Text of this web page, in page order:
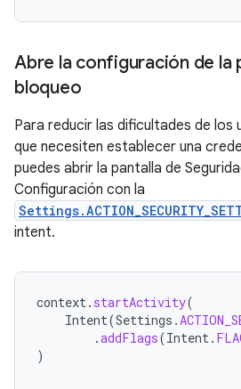
Abre la configuración de la
bloqueo
Para reducir las dificultades de los
que necesiten establecer una
puedes abrir la pantalla de
Configuración con la
intent.
context. startActivity(
Intent(Settings .
.addFlags(Intent.
)